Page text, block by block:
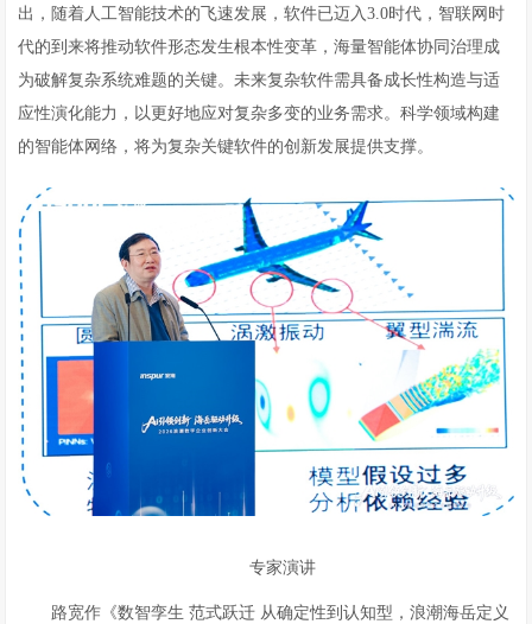
出，随着人工智能技术的飞速发展，软件已迈入3.0时代，智联网时
代的到来将推动软件形态发生根本性变革，海量智能体协同治理成
为破解复杂系统难题的关键。未来复杂软件需具备成长性构造与适
应性演化能力，以更好地应对复杂多变的业务需求。科学领域构建
的智能体网络，将为复杂关键软件的创新发展提供支撑。
专家演讲
路宽作《数智孪生 范式跃迁 从确定性到认知型，浪潮海岳定义